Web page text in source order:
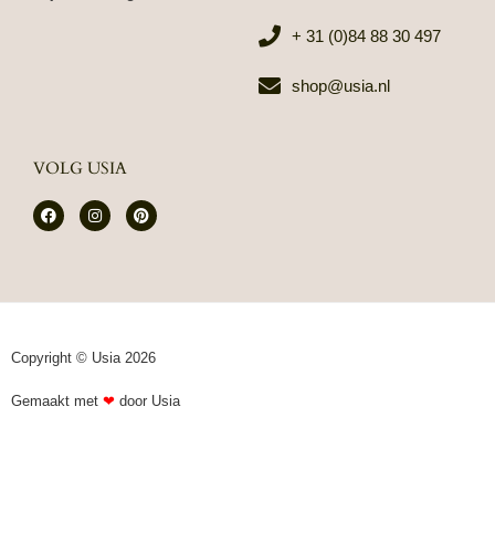
+ 31 (0)84 88 30 497
shop@usia.nl
VOLG USIA
F
a
c
o
I
n
s
r
P
i
n
e
Copyright © Usia 2026
Gemaakt met ❤ door Usia​​